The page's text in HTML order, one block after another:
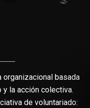
organizacional basada
la acción colectiva.
de voluntariado: